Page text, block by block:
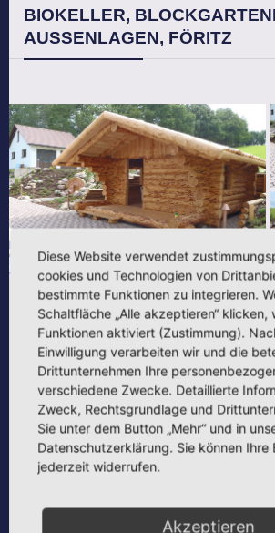
BIOKELLER,
AUSSENLAGEN, FÖRITZ
AUFTRAGGEBER FREIANLAGEN
PRIVAT
NEUBAU PORTFOLIO
Projektbezeichnung:Biokeller,
Föritz
Kurzbeschreibung: Neubau
Standort:
Bauherr: Privat
Datum:20011
Außenanlagen, Sonneberg
Diese Website verwendet
cookies und Technologien von
bestimmte Funktionen zu integrieren.
Schaltfläche „Alle akzeptieren“ klicken,
Funktionen aktiviert (Zustimmung).
Einwilligung verarbeiten wir und die
Drittunternehmen Ihre
verschiedene Zwecke. Detaillierte
Zweck, Rechtsgrundlage und
Sie unter dem Button „Mehr“ und in
Datenschutzerklärung. Sie können Ihre
jederzeit widerrufen.
Akzeptieren